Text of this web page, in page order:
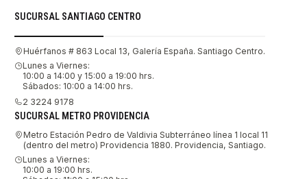
SUCURSAL SANTIAGO CENTRO
Huérfanos # 863 Local 13, Galería España. Santiago Centro.
Lunes a Viernes:
10:00 a 14:00 y 15:00 a 19:00 hrs.
Sábados: 10:00 a 14:00 hrs.
2 3224 9178
SUCURSAL METRO PROVIDENCIA
Metro Estación Pedro de Valdivia Subterráneo línea 1 local 11
(dentro del metro) Providencia 1880. Providencia, Santiago.
Lunes a Viernes:
10:00 a 19:00 hrs.